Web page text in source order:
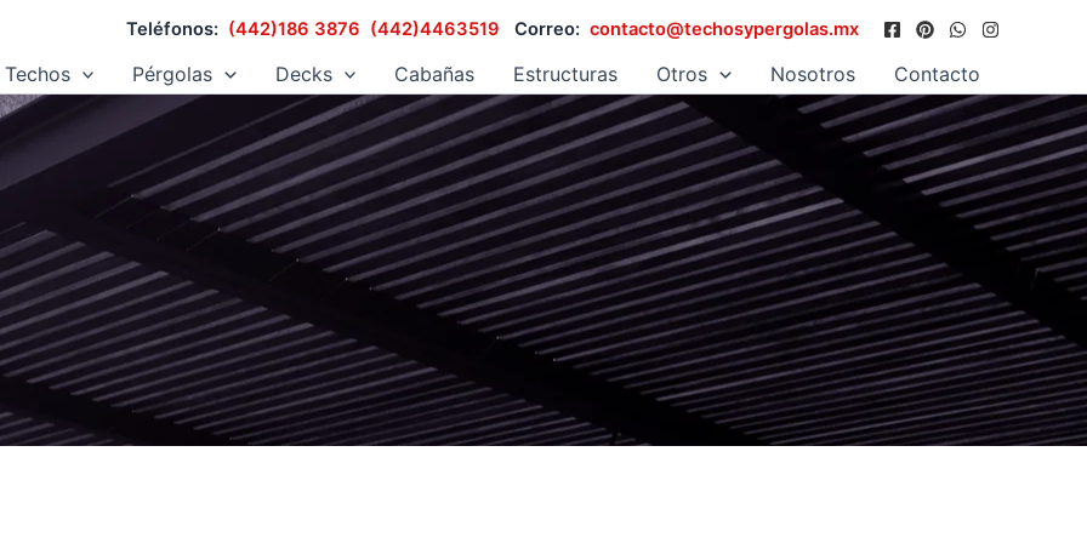
Teléfonos: (442)186 3876 (442)4463519 Correo: contacto@techosypergolas.mx
Techos Pérgolas Decks Cabañas Estructuras Otros Nosotros Contacto